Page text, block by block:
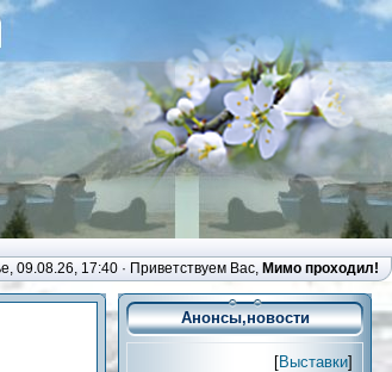
09.08.26, 17:40 · Приветствуем Вас, Мимо проходил!
Анонсы,новости
[Выставки]